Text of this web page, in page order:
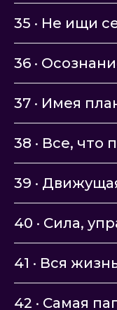
35 · Не ищи
36 ·
37 · Имея
38 · Все, что
39 ·
40 · Сила,
41 · Вся
42 · Самая